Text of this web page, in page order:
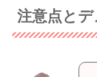
注意点と